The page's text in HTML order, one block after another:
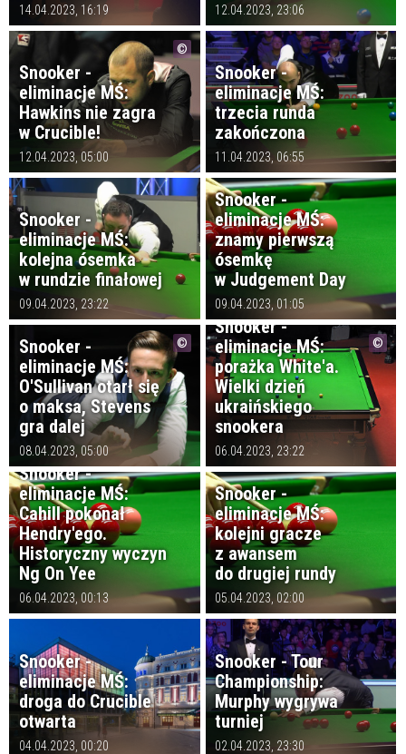
14.04.2023, 16:19 12.04.2023, 23:06
Snooker -
eliminacje MŚ:
Hawkins nie zagra
w Crucible!
12.04.2023, 05:00
Snooker -
eliminacje MŚ:
trzecia runda
zakończona
11.04.2023, 06:55
Snooker -
eliminacje MŚ:
kolejna ósemka
w rundzie finałowej
09.04.2023, 23:22
Snooker -
eliminacje MŚ:
znamy pierwszą
ósemkę
w Judgement Day
09.04.2023, 01:05
Snooker -
eliminacje MŚ:
O'Sullivan otarł się
o maksa, Stevens
gra dalej
08.04.2023, 05:00
Snooker -
eliminacje MŚ:
porażka White'a.
Wielki dzień
ukraińskiego
snookera
06.04.2023, 23:22
Snooker -
eliminacje MŚ:
Cahill pokonał
Hendry'ego.
Historyczny wyczyn
Ng On Yee
06.04.2023, 00:13
Snooker -
eliminacje MŚ:
kolejni gracze
z awansem
do drugiej rundy
05.04.2023, 02:00
Snooker -
eliminacje MŚ:
droga do Crucible
otwarta
04.04.2023, 00:20
Snooker - Tour
Championship:
Murphy wygrywa
turniej
02.04.2023, 23:30